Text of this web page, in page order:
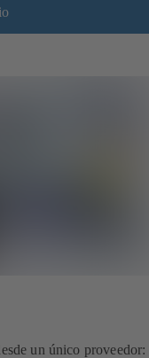
un único proveedor: